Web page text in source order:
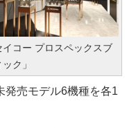
イコー プロスペックスブ
ク」
売モデル6機種を各1